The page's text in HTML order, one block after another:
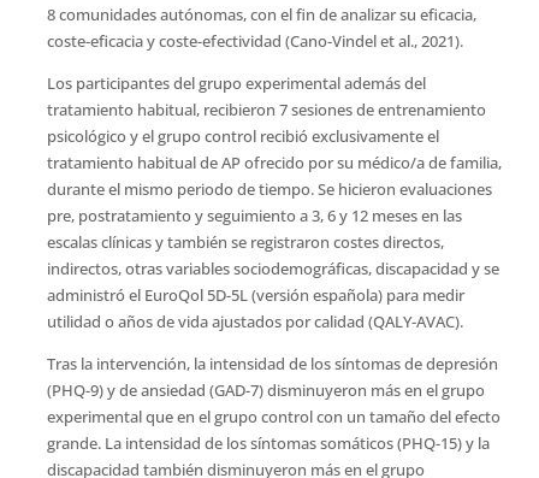
8 comunidades autónomas, con el fin de analizar su eficacia,
coste-eficacia y coste-efectividad (Cano-Vindel et al., 2021).
Los participantes del grupo experimental además del
tratamiento habitual, recibieron 7 sesiones de entrenamiento
psicológico y el grupo control recibió exclusivamente el
tratamiento habitual de AP ofrecido por su médico/a de familia,
durante el mismo periodo de tiempo. Se hicieron evaluaciones
pre, postratamiento y seguimiento a 3, 6 y 12 meses en las
escalas clínicas y también se registraron costes directos,
indirectos, otras variables sociodemográficas, discapacidad y se
administró el EuroQol 5D-5L (versión española) para medir
utilidad o años de vida ajustados por calidad (QALY-AVAC).
Tras la intervención, la intensidad de los síntomas de depresión
(PHQ-9) y de ansiedad (GAD-7) disminuyeron más en el grupo
experimental que en el grupo control con un tamaño del efecto
grande. La intensidad de los síntomas somáticos (PHQ-15) y la
discapacidad también disminuyeron más en el grupo